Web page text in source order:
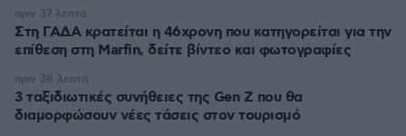
Στη ΓΑΔΑ κρατείται η 46χρονη που κατηγορείται για την
επίθεση στη Marfin, δείτε βίντεο και φωτογραφίες
πριν 37 λεπτά
3 ταξιδιωτικές συνήθειες της Gen Z που θα
διαμορφώσουν νέες τάσεις στον τουρισμό
πριν 38 λεπτά